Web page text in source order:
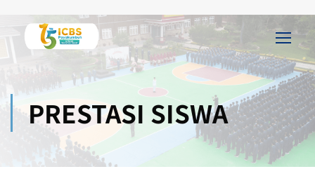
PRESTASI SISWA